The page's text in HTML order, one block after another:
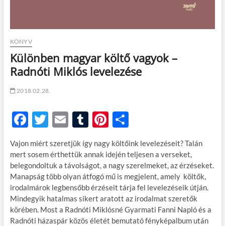
KÖNYV
Különben magyar költő vagyok –
Radnóti Miklós levelezése
2018.02.28.
F
e
b
o
o
k
T
itt
er
E
ail
T
m
bl
r
Pi
er
es
t
O
za
m
e
g
Vajon miért szeretjük így nagy költőink levelezéseit? Talán
mert sosem érthettük annak idején teljesen a verseket,
belegondoltuk a távolságot, a nagy szerelmeket, az érzéseket.
Manapság több olyan átfogó mű is megjelent, amely költők,
irodalmárok legbensőbb érzéseit tárja fel levelezéseik útján.
Mindegyik hatalmas sikert aratott az irodalmat szeretők
körében. Most a Radnóti Miklósné Gyarmati Fanni Napló és a
Radnóti házaspár közös életét bemutató fényképalbum után